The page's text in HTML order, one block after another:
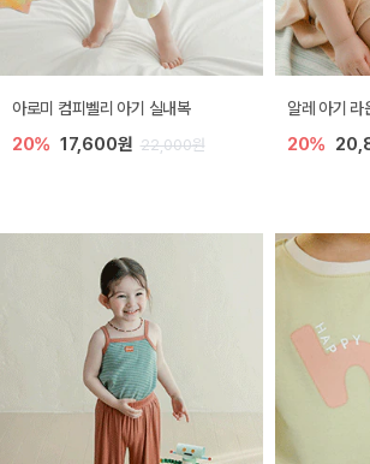
아로미 컴피벨리 아기 실내복
20% 17,600원 22,000원
알레 아기 라
20%